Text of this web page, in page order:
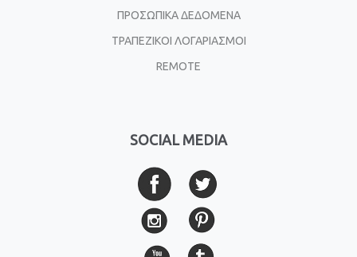
ΠΡΟΣΩΠΙΚΑ ΔΕΔΟΜΕΝΑ
ΤΡΑΠΕΖΙΚΟΙ ΛΟΓΑΡΙΑΣΜΟΙ
REMOTE
SOCIAL MEDIA